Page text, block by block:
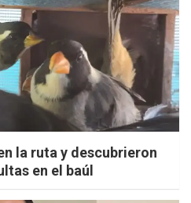
la ruta y descubrieron
en el baúl